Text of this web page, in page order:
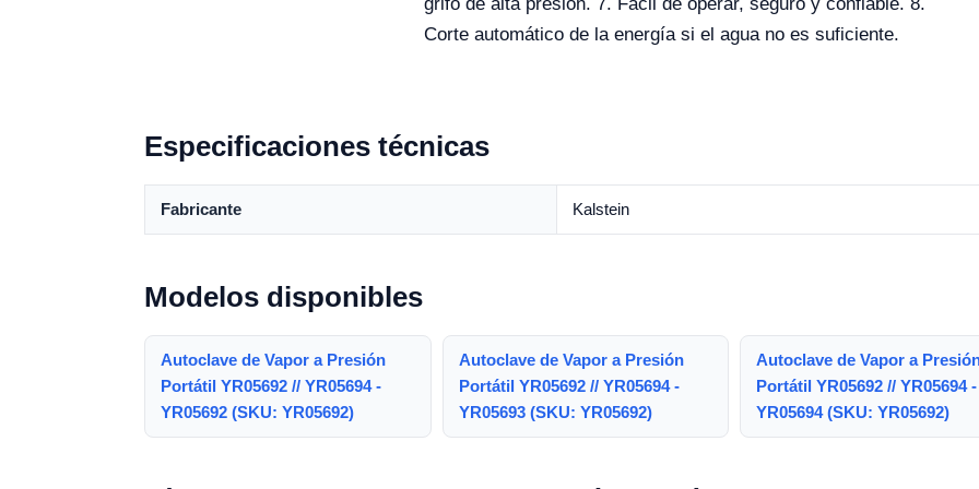
Corte automático de la energía si el agua no es suficiente.
Especificaciones técnicas
Fabricante Kalstein
Modelos disponibles
Autoclave de Vapor a Presión
Portátil YR05692 // YR05694 -
YR05692 (SKU: YR05692)
Autoclave de Vapor a Presión
Portátil YR05692 // YR05694 -
YR05693 (SKU: YR05692)
Autoclave de Vapor a
Portátil YR05692 // YR05694 -
YR05694 (SKU: YR05692)